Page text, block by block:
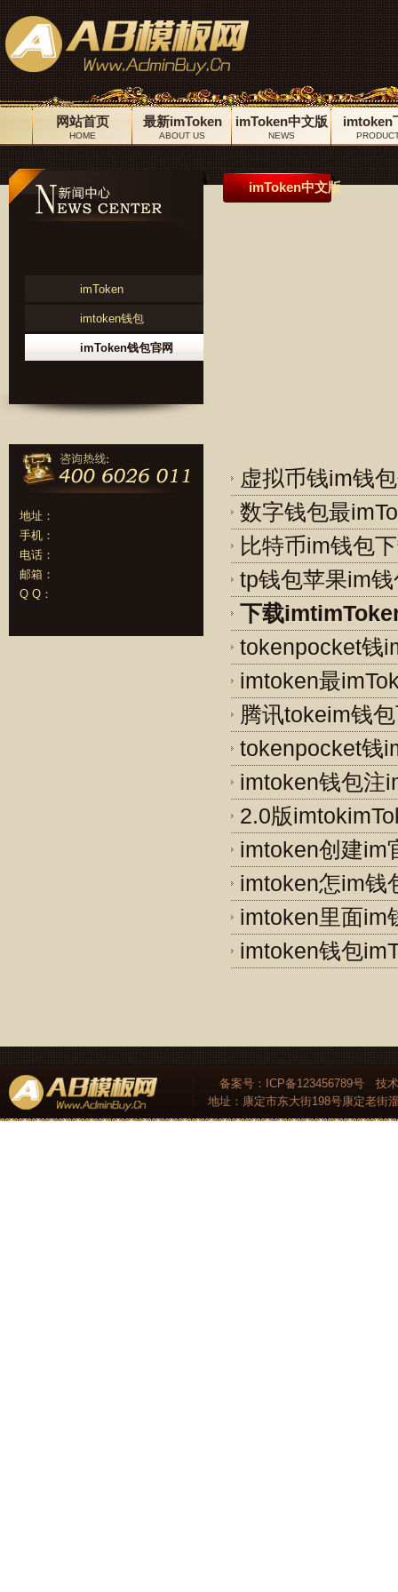
网站首页
HOME
最新imToken
ABOUT US
imToken中文版
NEWS
imtoken
imToken
imtoken钱包
imToken钱包官网
地址：
手机：
电话：
邮箱：
Q Q：
imToken中文版
虚拟币钱im钱
数字钱包最
比特币im钱包
tp钱包苹果im
下载
tokenpocket钱
imtoken最
腾讯tokeim钱
tokenpocket钱
imtoken钱包注
2.0版
imtoken创建im
imtoken怎im钱
imtoken里面im
imtoken钱包
备案号：ICP备123456789号 技
地址：康定市东大街198号康定老